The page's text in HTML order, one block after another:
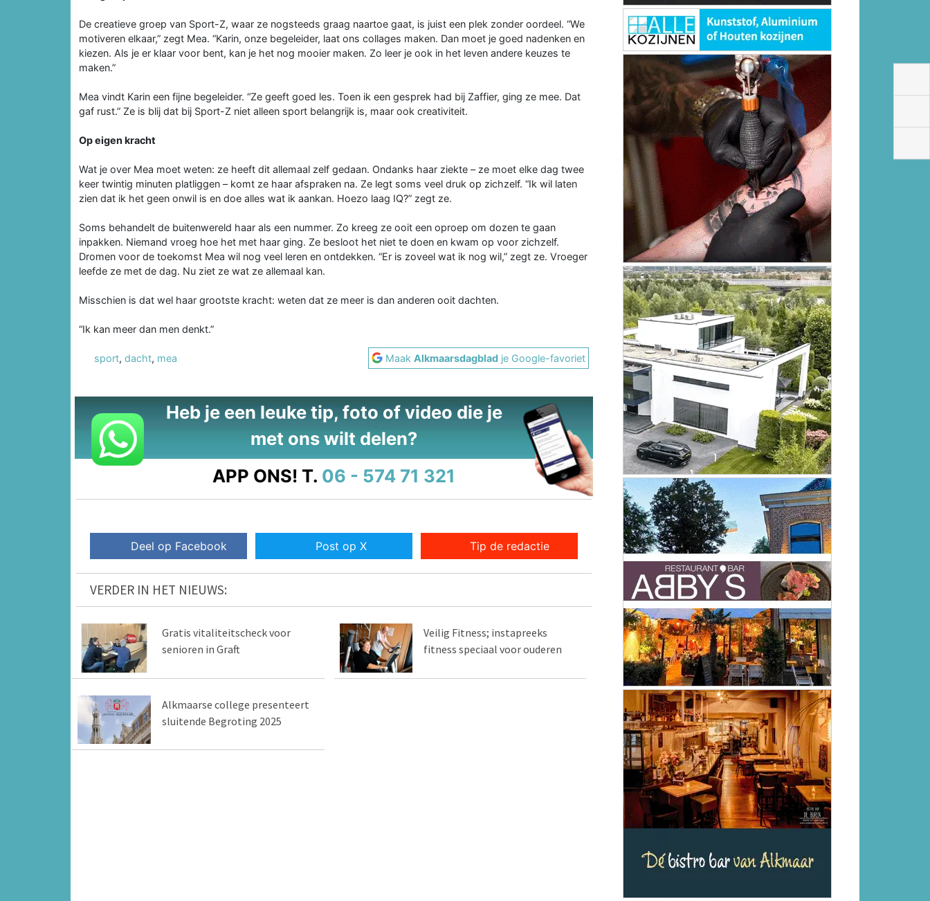
De creatieve groep van Sport-Z, waar ze nogsteeds graag naartoe gaat, is juist een plek zonder oordeel. “We
motiveren elkaar,” zegt Mea. “Karin, onze begeleider, laat ons collages maken. Dan moet je goed nadenken en
kiezen. Als je er klaar voor bent, kan je het nog mooier maken. Zo leer je ook in het leven andere keuzes te
maken.”
Mea vindt Karin een fijne begeleider. “Ze geeft goed les. Toen ik een gesprek had bij Zaffier, ging ze mee. Dat
gaf rust.” Ze is blij dat bij Sport-Z niet alleen sport belangrijk is, maar ook creativiteit.
Op eigen kracht
Wat je over Mea moet weten: ze heeft dit allemaal zelf gedaan. Ondanks haar ziekte – ze moet elke dag twee
keer twintig minuten platliggen – komt ze haar afspraken na. Ze legt soms veel druk op zichzelf. “Ik wil laten
zien dat ik het geen onwil is en doe alles wat ik aankan. Hoezo laag IQ?” zegt ze.
Soms behandelt de buitenwereld haar als een nummer. Zo kreeg ze ooit een oproep om dozen te gaan
inpakken. Niemand vroeg hoe het met haar ging. Ze besloot het niet te doen en kwam op voor zichzelf.
Dromen voor de toekomst Mea wil nog veel leren en ontdekken. “Er is zoveel wat ik nog wil,” zegt ze. Vroeger
leefde ze met de dag. Nu ziet ze wat ze allemaal kan.
Misschien is dat wel haar grootste kracht: weten dat ze meer is dan anderen ooit dachten.
“Ik kan meer dan men denkt.”
sport, dacht, mea MaakAlkmaarsdagblad je Google-favoriet
Heb je een leuke tip, foto of video die je
met ons wilt delen?
APP ONS! T. 06 - 574 71 321
Deel op Facebook Post op X Tip de redactie
VERDER IN HET NIEUWS:
Gratis vitaliteitscheck voor
senioren in Graft
Veilig Fitness; instapreeks
fitness speciaal voor ouderen
Alkmaarse college presenteert
sluitende Begroting 2025